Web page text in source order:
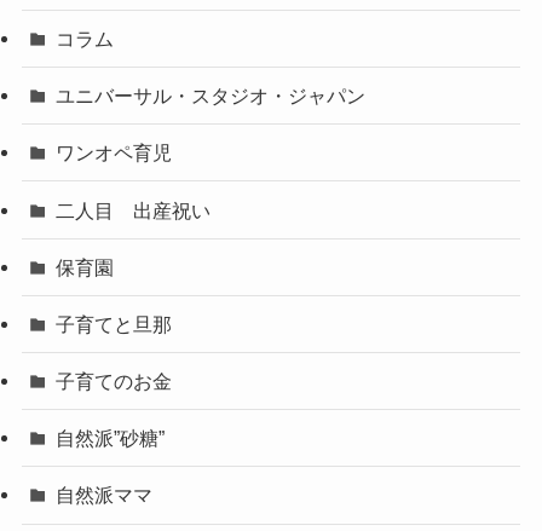
コラム
ユニバーサル・スタジオ・ジャパン
ワンオペ育児
二人目 出産祝い
保育園
子育てと旦那
子育てのお金
自然派”砂糖”
自然派ママ